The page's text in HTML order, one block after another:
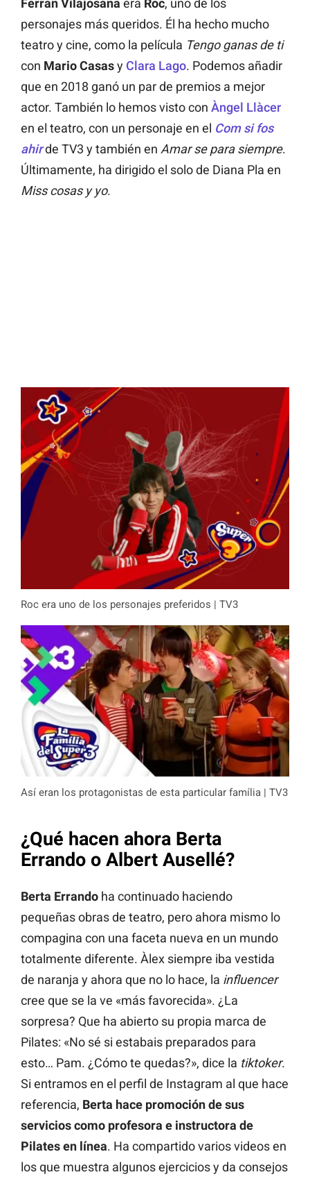
Ferran Vilajosana era Roc, uno de los
personajes más queridos. Él ha hecho mucho
teatro y cine, como la película Tengo ganas de ti
con Mario Casasy Clara Lago. Podemos añadir
que en 2018 ganó un par de premios a mejor
actor. También lo hemos visto con Àngel Llàcer
en el teatro, con un personaje en el Com si fos
ahirde TV3 y también en Amar se para siempre.
Últimamente, ha dirigido el solo de Diana Pla en
Miss cosas y yo.
Roc era uno de los personajes preferidos | TV3
Así eran los protagonistas de esta particular família | TV3
¿Qué hacen ahora Berta
Errando o Albert Ausellé?
Berta Errando ha continuado haciendo
pequeñas obras de teatro, pero ahora mismo lo
compagina con una faceta nueva en un mundo
totalmente diferente. Àlex siempre iba vestida
de naranja y ahora que no lo hace, la influencer
cree que se la ve «más favorecida». ¿La
sorpresa? Que ha abierto su propia marca de
Pilates: «No sé si estabais preparados para
esto… Pam. ¿Cómo te quedas?», dice la tiktoker.
Si entramos en el perfil de Instagram al que hace
referencia, Berta hace promoción de sus
servicios como profesora e instructora de
Pilatesen línea. Ha compartido varios videos en
los que muestra algunos ejercicios y da consejos